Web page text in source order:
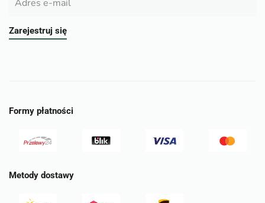
Zarejestruj się
Formy płatności
Metody dostawy